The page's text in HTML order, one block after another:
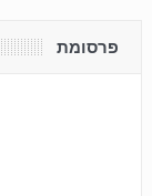
פרסומת